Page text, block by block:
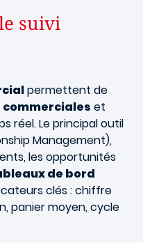
suivi
permettent de
et
réel. Le principal outil
Management),
les opportunités
de bord
clés : chiffre
panier moyen, cycle